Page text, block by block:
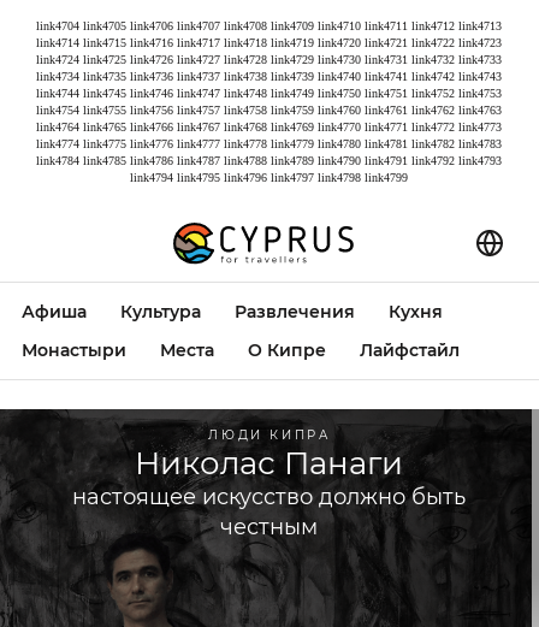
link4704 link4705 link4706 link4707 link4708 link4709 link4710 link4711 link4712 link4713
link4714 link4715 link4716 link4717 link4718 link4719 link4720 link4721 link4722 link4723
link4724 link4725 link4726 link4727 link4728 link4729 link4730 link4731 link4732 link4733
link4734 link4735 link4736 link4737 link4738 link4739 link4740 link4741 link4742 link4743
link4744 link4745 link4746 link4747 link4748 link4749 link4750 link4751 link4752 link4753
link4754 link4755 link4756 link4757 link4758 link4759 link4760 link4761 link4762 link4763
link4764 link4765 link4766 link4767 link4768 link4769 link4770 link4771 link4772 link4773
link4774 link4775 link4776 link4777 link4778 link4779 link4780 link4781 link4782 link4783
link4784 link4785 link4786 link4787 link4788 link4789 link4790 link4791 link4792 link4793
link4794 link4795 link4796 link4797 link4798 link4799
Афиша Культура Развлечения
Кухня
Монастыри
Места О Кипре Лайфстайл
ЛЮДИ КИПРА
Николас Панаги
настоящее искусство должно быть
честным